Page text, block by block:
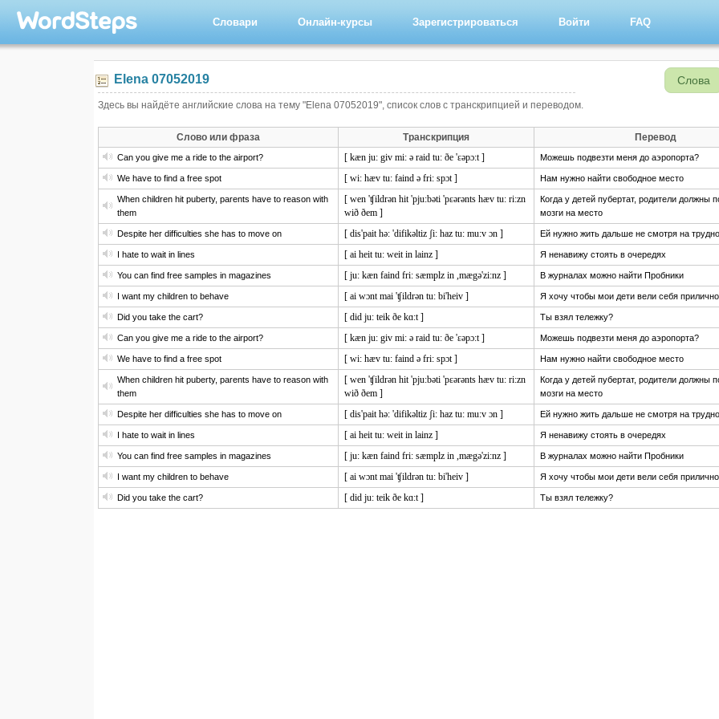
Словари Онлайн-курсы Зарегистрироваться Войти FAQ
Elena 07052019 Слова
Здесь вы найдёте английские слова на тему "Elena 07052019", список слов с транскрипцией и переводом.
Слово или фраза Транскрипция Перевод
Can you give me a ride to the airport? [ kæn ju: giv mi: ə raid tu: ðe 'ɛəpɔ:t ] Можешь подвезти меня до аэропорта?
We have to find a free spot [ wi: hæv tu: faind ə fri: spɔt ] Нам нужно найти свободное место
When children hit puberty, parents have to reason with
them
[ wen 'ʧildrən hit 'pju:bəti 'pɛərənts hæv tu: ri:zn
wið ðem ]
Когда у детей пубертат, родители должны
мозги на место
Despite her difficulties she has to move on [ dis'pait hə: 'difikəltiz ʃi: haz tu: mu:v ɔn ] Ей нужно жить дальше не смотря на
I hate to wait in lines [ ai heit tu: weit in lainz ] Я ненавижу стоять в очередях
You can find free samples in magazines [ ju: kæn faind fri: sæmplz in ,mægə'zi:nz ] В журналах можно найти Пробники
I want my children to behave [ ai wɔnt mai 'ʧildrən tu: bi'heiv ] Я хочу чтобы мои дети вели себя прилично
Did you take the cart? [ did ju: teik ðe kɑ:t ] Ты взял тележку?
Can you give me a ride to the airport? [ kæn ju: giv mi: ə raid tu: ðe 'ɛəpɔ:t ] Можешь подвезти меня до аэропорта?
We have to find a free spot [ wi: hæv tu: faind ə fri: spɔt ] Нам нужно найти свободное место
When children hit puberty, parents have to reason with
them
[ wen 'ʧildrən hit 'pju:bəti 'pɛərənts hæv tu: ri:zn
wið ðem ]
Когда у детей пубертат, родители должны
мозги на место
Despite her difficulties she has to move on [ dis'pait hə: 'difikəltiz ʃi: haz tu: mu:v ɔn ] Ей нужно жить дальше не смотря на
I hate to wait in lines [ ai heit tu: weit in lainz ] Я ненавижу стоять в очередях
You can find free samples in magazines [ ju: kæn faind fri: sæmplz in ,mægə'zi:nz ] В журналах можно найти Пробники
I want my children to behave [ ai wɔnt mai 'ʧildrən tu: bi'heiv ] Я хочу чтобы мои дети вели себя прилично
Did you take the cart? [ did ju: teik ðe kɑ:t ] Ты взял тележку?